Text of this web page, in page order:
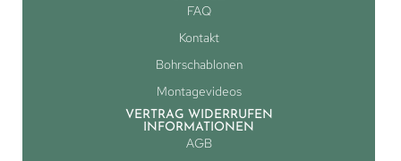
FAQ
Kontakt
Bohrschablonen
Montagevideos
VERTRAG WIDERRUFEN
INFORMATIONEN
AGB